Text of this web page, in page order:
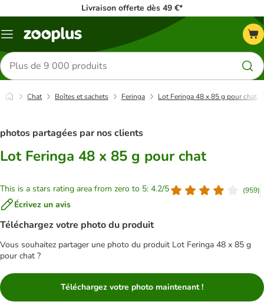
Livraison offerte dès 49 €*
Menu
Rechercher
des
produits
Chat Boîtes et sachets Feringa Lot Feringa 48 x 85 g pour chat
photos partagées par nos clients
Lot Feringa 48 x 85 g pour chat
This is a stars rating area from zero to 5: 4.2/5 (959)
Écrivez un avis
Téléchargez votre photo du produit
Vous souhaitez partager une photo du produit Lot Feringa 48 x 85 g
pour chat ?
Téléchargez votre photo maintenant !